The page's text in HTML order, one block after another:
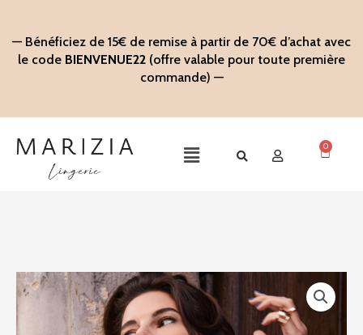
contenu
— Bénéficiez de 15€ de remise à partir de 70€ d’achat avec
le code BIENVENUE22 (offre valable pour toute première
commande) —
Main
0
Panier